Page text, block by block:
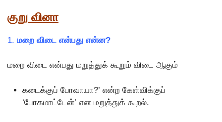
குறு வினா
1. மறை விடை என்பது என்ன?
மறை விடை என்பது மறுத்துக் கூறும் விடை ஆகும்
கடைக்குப் போவாயா?’ என்ற கேள்விக்குப்
‘போகமாட்டேன்’ என மறுத்துக் கூறல்.